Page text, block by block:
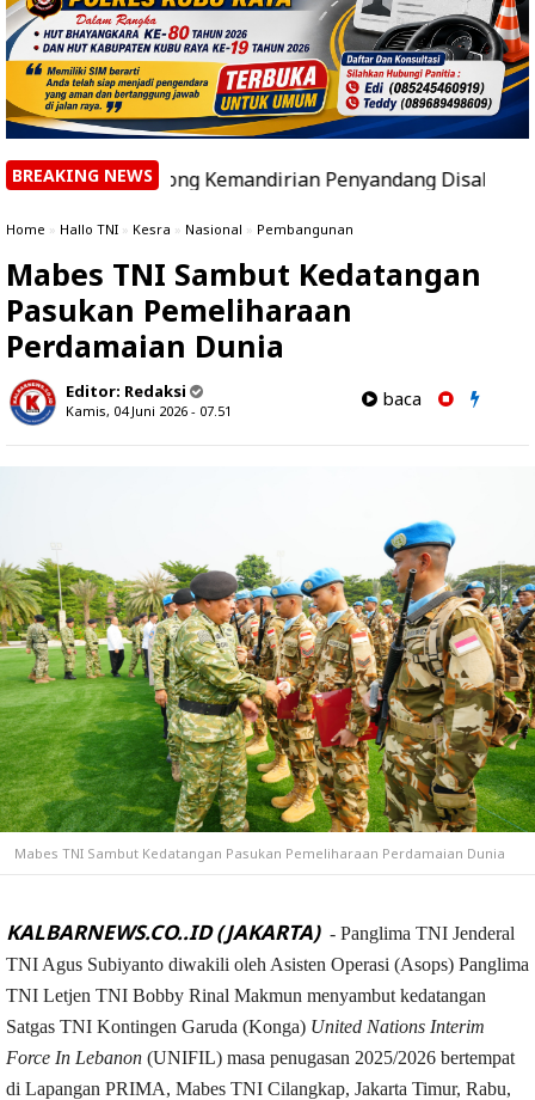
BREAKING NEWS
Kemandirian Penyandang Disabilitas melalui
Home » Hallo TNI » Kesra » Nasional » Pembangunan
Mabes TNI Sambut Kedatangan
Pasukan Pemeliharaan
Perdamaian Dunia
Editor: Redaksi
Kamis, 04 Juni 2026 - 07.51
baca
Mabes TNI Sambut Kedatangan Pasukan Pemeliharaan Perdamaian Dunia
KALBARNEWS.CO..ID (JAKARTA) - Panglima TNI Jenderal
TNI Agus Subiyanto diwakili oleh Asisten Operasi (Asops) Panglima
TNI Letjen TNI Bobby Rinal Makmun menyambut kedatangan
Satgas TNI Kontingen Garuda (Konga) United Nations Interim
Force In Lebanon (UNIFIL) masa penugasan 2025/2026 bertempat
di Lapangan PRIMA, Mabes TNI Cilangkap, Jakarta Timur, Rabu,